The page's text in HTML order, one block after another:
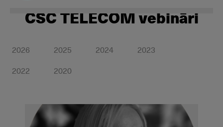
CSC TELECOM vebināri
2026 2025 2024
2023
2022
2020